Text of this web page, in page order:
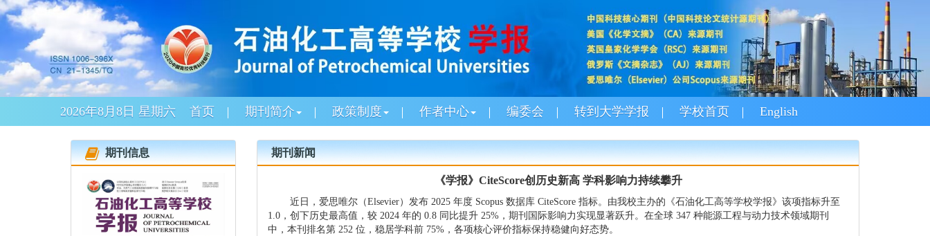
2026年8月8日 星期六 首页 期刊简介 政策制度 作者中心 编委会 转到大学学报 学校首页 English
期刊新闻
《学报》CiteScore创历史新高 学科影响力持续攀升
近日，爱思唯尔（Elsevier）发布 2025 年度 Scopus 数据库 CiteScore 指标。由我校主办的《石油化工高等学校学报》该项指标升至
1.0，创下历史最高值，较 2024 年的 0.8 同比提升 25%，期刊国际影响力实现显著跃升。在全球 347 种能源工程与动力技术领域期刊
中，本刊排名第 252 位，稳居学科前 75%，各项核心评价指标保持稳健向好态势。
期刊信息